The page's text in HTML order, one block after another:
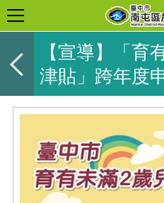
【宣導】「育
津貼」跨年度